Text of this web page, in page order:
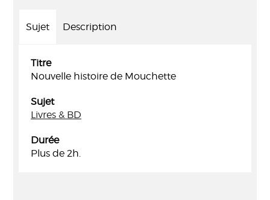
Sujet Description
Titre
Nouvelle histoire de Mouchette
Sujet
Livres & BD
Durée
Plus de 2h.